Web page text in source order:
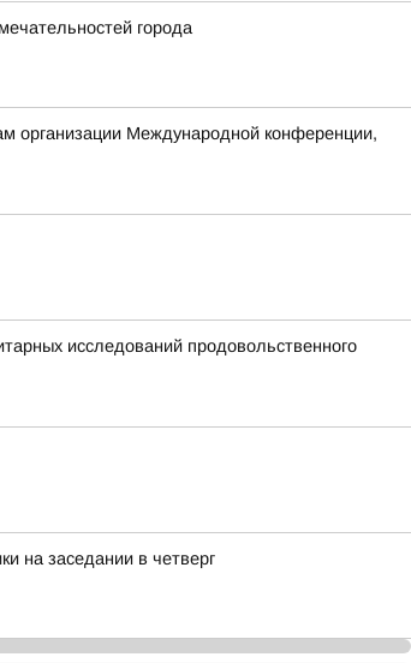
города
организации Международной конференции,
исследований продовольственного
на заседании в четверг